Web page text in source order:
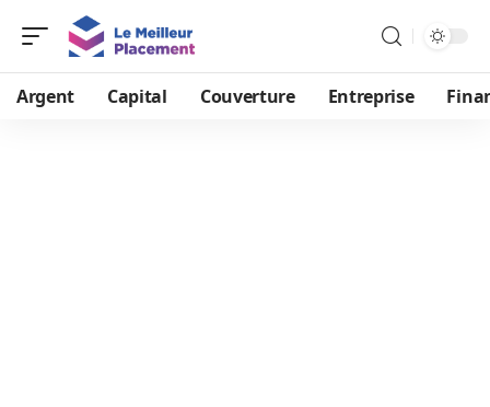
Argent Capital Couverture Entreprise